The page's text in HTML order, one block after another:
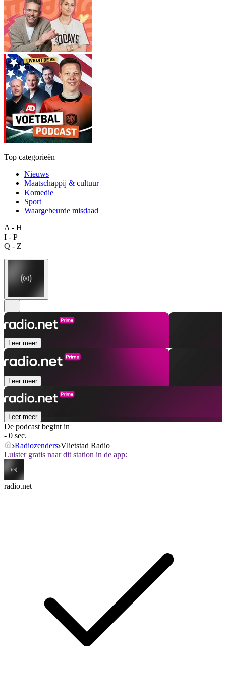
Top categorieën
Nieuws
Maatschappij & cultuur
Komedie
Sport
Waargebeurde misdaad
A - H
I - P
Q - Z
Leer meer
Leer meer
Leer meer
De podcast begint in
- 0 sec.
Radiozenders Vlietstad Radio
Luister gratis naar dit station in de app:
radio.net